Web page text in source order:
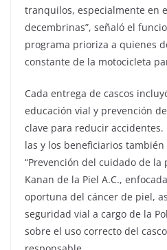
tranquilos, especialmente en
decembrinas”, señaló el
programa prioriza a quienes
constante de la motocicleta
Cada entrega de cascos
educación vial y prevención
clave para reducir
las y los beneficiarios
“Prevención del cuidado de
Kanan de la Piel A.C.,
oportuna del cáncer de piel,
seguridad vial a cargo de la
sobre el uso correcto del